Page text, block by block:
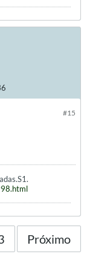
#15
Próximo